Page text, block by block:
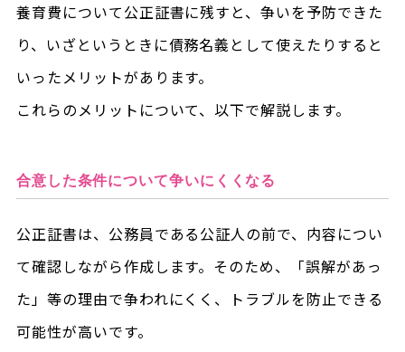
養育費について公正証書に残すと、争いを予防できた
り、いざというときに債務名義として使えたりすると
いったメリットがあります。
これらのメリットについて、以下で解説します。
合意した条件について争いにくくなる
公正証書は、公務員である公証人の前で、内容につい
て確認しながら作成します。そのため、「誤解があっ
た」等の理由で争われにくく、トラブルを防止できる
可能性が高いです。